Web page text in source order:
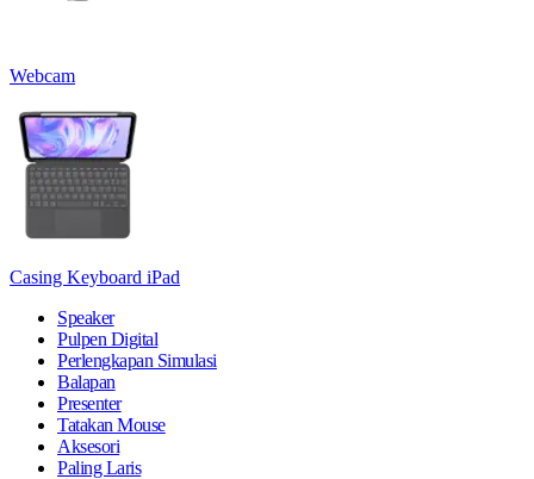
Webcam
Casing Keyboard iPad
Speaker
Pulpen Digital
Perlengkapan Simulasi
Balapan
Presenter
Tatakan Mouse
Aksesori
Paling Laris